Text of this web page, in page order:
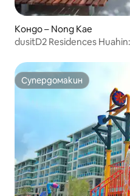
Кондо – Nong Kae
dusitD2 Residences
Супердомакин
Супердомакин